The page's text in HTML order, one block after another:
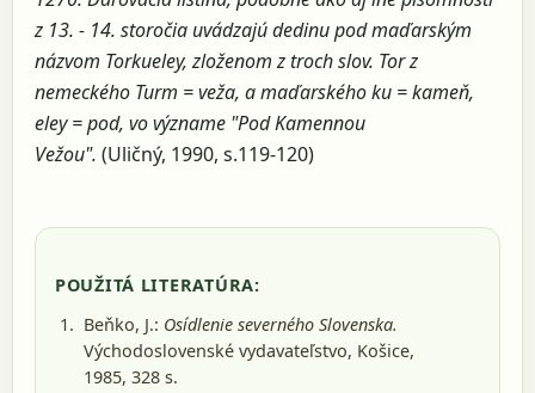
z 13. - 14. storočia uvádzajú dedinu pod maďarským
názvom Torkueley, zloženom z troch slov. Tor z
nemeckého Turm = veža, a maďarského ku = kameň,
eley = pod, vo význame "Pod Kamennou
Vežou". (Uličný, 1990, s.119-120)
POUŽITÁ LITERATÚRA:
Beňko, J.: Osídlenie severného Slovenska.
Východoslovenské vydavateľstvo, Košice,
1985, 328 s.